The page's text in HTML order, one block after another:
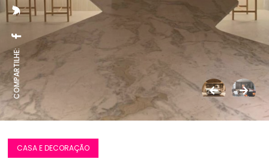
COMPARTILHE:
CASA E DECORAÇÃO